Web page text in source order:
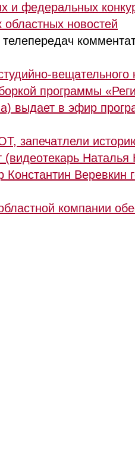
и федеральных
новостей
вещательного
программы
выдает в эфир
запечатлели
(видеотекарь Наталья
Веревкин
компании